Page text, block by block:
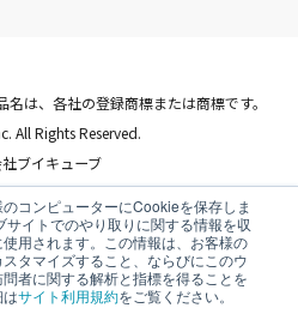
コンピューターにCookieを保存しま
イトでのやり取りに関する情報を収
用されます。この情報は、お客様の
タマイズすること、ならびにこのウ
者に関する解析と指標を得ることを
サイト利用規約をご覧ください。
は、各社の登録商標または商標です。
All Rights Reserved.
ブイキューブ
Us